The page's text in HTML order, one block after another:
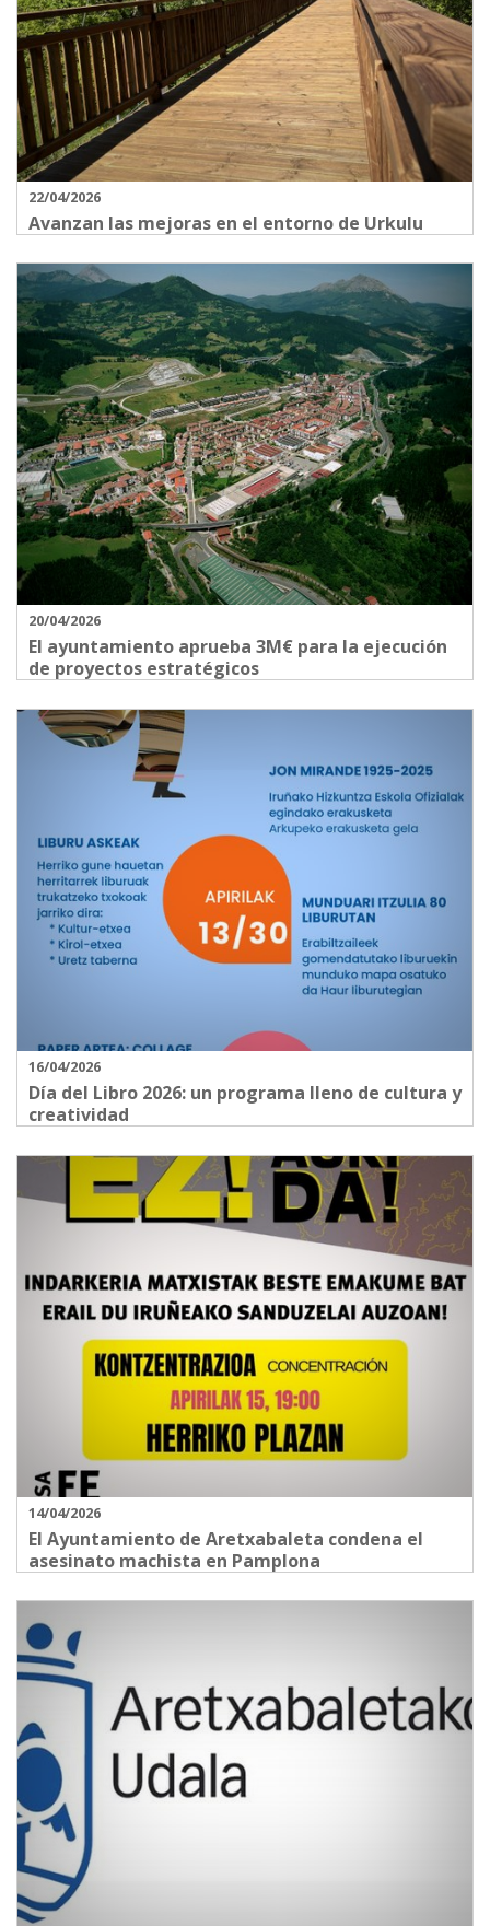
22/04/2026
Avanzan las mejoras en el entorno de Urkulu
20/04/2026
El ayuntamiento aprueba 3M€ para la ejecución
de proyectos estratégicos
16/04/2026
Día del Libro 2026: un programa lleno de cultura y
creatividad
14/04/2026
El Ayuntamiento de Aretxabaleta condena el
asesinato machista en Pamplona